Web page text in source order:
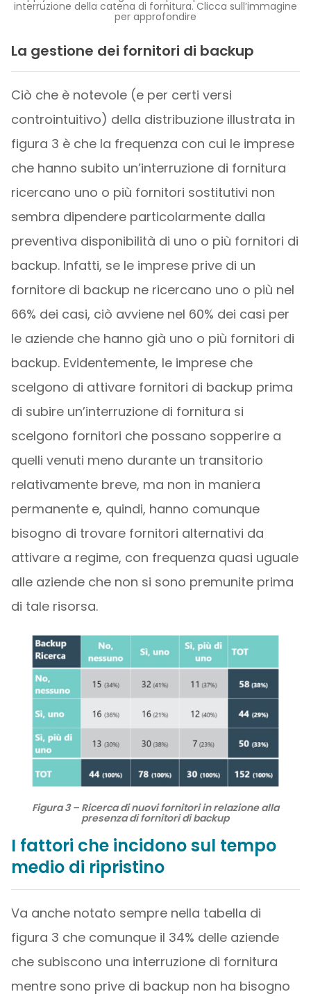
interruzione della catena di fornitura. Clicca sull’immagine
per approfondire
La gestione dei fornitori di backup
Ciò che è notevole (e per certi versi
controintuitivo) della distribuzione illustrata in
figura 3 è che la frequenza con cui le imprese
che hanno subito un’interruzione di fornitura
ricercano uno o più fornitori sostitutivi non
sembra dipendere particolarmente dalla
preventiva disponibilità di uno o più fornitori di
backup. Infatti, se le imprese prive di un
fornitore di backup ne ricercano uno o più nel
66% dei casi, ciò avviene nel 60% dei casi per
le aziende che hanno già uno o più fornitori di
backup. Evidentemente, le imprese che
scelgono di attivare fornitori di backup prima
di subire un’interruzione di fornitura si
scelgono fornitori che possano sopperire a
quelli venuti meno durante un transitorio
relativamente breve, ma non in maniera
permanente e, quindi, hanno comunque
bisogno di trovare fornitori alternativi da
attivare a regime, con frequenza quasi uguale
alle aziende che non si sono premunite prima
di tale risorsa.
Figura 3 – Ricerca di nuovi fornitori in relazione alla
presenza di fornitori di backup
I fattori che incidono sul tempo
medio di ripristino
Va anche notato sempre nella tabella di
figura 3 che comunque il 34% delle aziende
che subiscono una interruzione di fornitura
mentre sono prive di backup non ha bisogno